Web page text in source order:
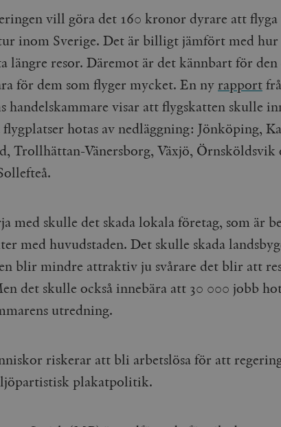
vill göra det 160 kronor dyrare att
inom Sverige. Det är billigt jämfört med hur
längre resor. Däremot är det kännbart för den
för dem som flyger mycket. En nyrapport
handelskammare visar att flygskatten skulle
flygplatser hotas av nedläggning: Jönköping,
Trollhättan-Vänersborg, Växjö, Örnsköldsvik
med skulle det skada lokala företag, som är
med huvudstaden. Det skulle skada
blir mindre attraktiv ju svårare det blir att
det skulle också innebära att 30 000 jobb
utredning.
riskerar att bli arbetslösa för att
plakatpolitik.